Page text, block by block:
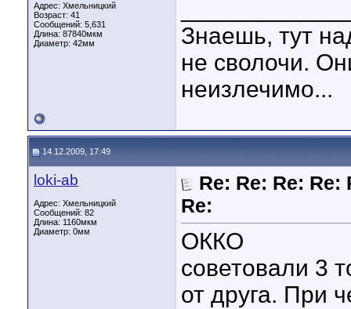
Адрес: Хмельницкий
Возраст: 41
Сообщений: 5,631
Длина: 87840мкм
Диаметр: 42мм
Знаешь, тут
не сволочи.
неизлечимо...
14.12.2009, 17:49
loki-ab
Адрес: Хмельницкий
Сообщений: 82
Длина: 1160мкм
Диаметр: 0мм
Re: Re: Re: Re:
Re:
ОККО
советовали 3
от друга. При